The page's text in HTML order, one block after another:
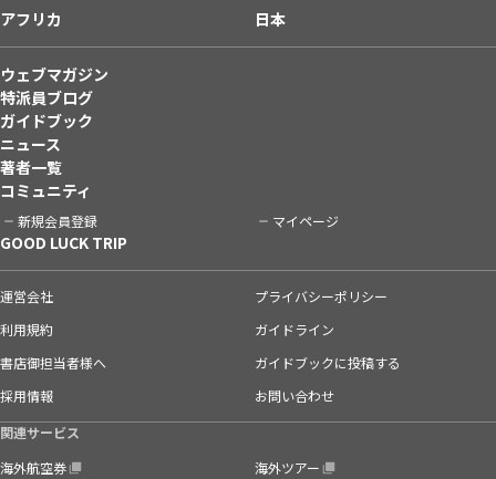
アフリカ
日本
ウェブマガジン
特派員ブログ
ガイドブック
ニュース
著者一覧
コミュニティ
新規会員登録 マイページ
GOOD LUCK TRIP
運営会社
プライバシーポリシー
利用規約
ガイドライン
書店御担当者様へ
ガイドブックに投稿する
採用情報
お問い合わせ
関連サービス
海外航空券
海外ツアー